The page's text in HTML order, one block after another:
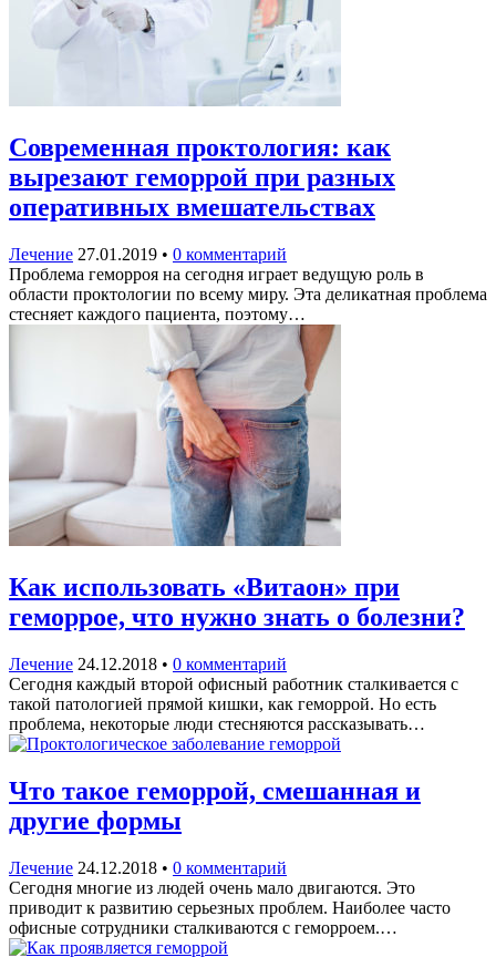
Современная проктология: как
вырезают геморрой при разных
оперативных вмешательствах
Лечение 27.01.2019 • 0 комментарий
Проблема геморроя на сегодня играет ведущую роль в
области проктологии по всему миру. Эта деликатная проблема
стесняет каждого пациента, поэтому…
Как использовать «Витаон» при
геморрое, что нужно знать о болезни?
Лечение 24.12.2018 • 0 комментарий
Сегодня каждый второй офисный работник сталкивается с
такой патологией прямой кишки, как геморрой. Но есть
проблема, некоторые люди стесняются рассказывать…
Что такое геморрой, смешанная и
другие формы
Лечение 24.12.2018 • 0 комментарий
Сегодня многие из людей очень мало двигаются. Это
приводит к развитию серьезных проблем. Наиболее часто
офисные сотрудники сталкиваются с геморроем.…